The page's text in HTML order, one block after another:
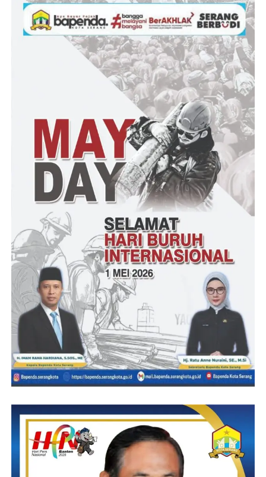
Muhammad Ziyad Nailun, usia 7 tahun putra ke 2 yang akan di
Khitan dari pasangan Bripka Sukarno, S.AP. dan Iiz Faizah,
S.Si, saat ini masih tercatat sebagai siswa kelas 1 di sekolah SD
IT Malnu Bonjer, Menes.
Rangkaian acara seluruh nya tampak meriah dalam suasana
tasyakuran, dengan siraman rohani dan Istighosah pada pukul
20.00 Wib,diisi oleh
Penceramah Kiyai Ajat Sudrajat ( Ki Bubuk Ranginang) dari
Lebak Banten,serta Istighosah yang pimpin oleh Kiyai
Syirojudin Lc, selaku Pimpinan Ponpes PHMQ Sukahati
Labuan ( Saung Shoang).
” Semoga dengan harapan dan doa dari Bapak dan Ibu serta
saudara juga teman sekalian, anak kami menjadi anak yang soleh
dan berguna bagi Agama, Bangsa dan Negara dijalan kebaikan.
Serta berbakti kepada kedua orang tua nya,” tandas Bripka
Sukarno S.AP, seraya mengucapkan amin.
( YEN/RG)
Post Views: 25